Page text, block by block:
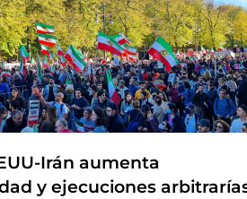
Irán aumenta
y ejecuciones